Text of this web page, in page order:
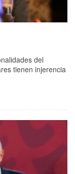
del
tienen injerencia